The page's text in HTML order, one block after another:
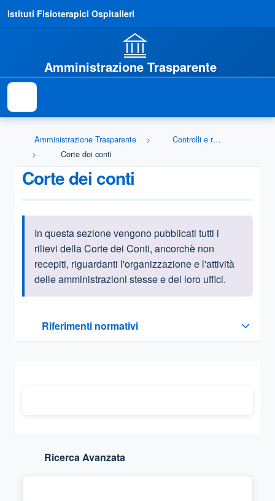
Istituti Fisioterapici Ospitalieri
Amministrazione Trasparente
Amministrazione Trasparente
Controlli e rilievi sull'amministrazione
Corte dei conti
Corte dei conti
Informazioni introduttive
In questa sezione vengono pubblicati tutti i
rilievi della Corte dei Conti, ancorchè non
recepiti, riguardanti l'organizzazione e l'attività
delle amministrazioni stesse e dei loro uffici.
Riferimenti normativi
Sezione compressa
Ricerca Avanzata